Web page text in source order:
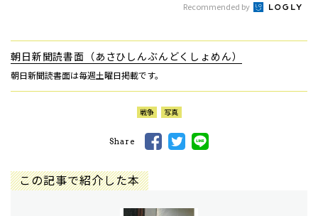
Recommended by
朝日新聞読書面（あさひしんぶんどくしょめん）
朝日新聞読書面は毎週土曜日掲載です。
戦争 写真
Share
この記事で紹介した本